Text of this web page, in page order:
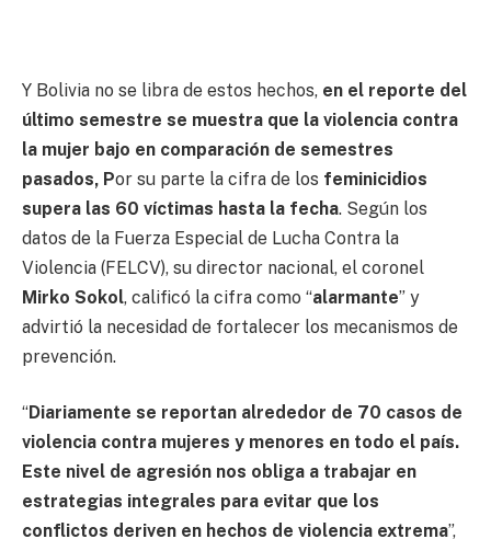
Y Bolivia no se libra de estos hechos, en el reporte del
último semestre se muestra que la violencia contra
la mujer bajo en comparación de semestres
pasados, Por su parte la cifra de los feminicidios
supera las 60 víctimas hasta la fecha. Según los
datos de la Fuerza Especial de Lucha Contra la
Violencia (FELCV), su director nacional, el coronel
Mirko Sokol, calificó la cifra como “alarmante” y
advirtió la necesidad de fortalecer los mecanismos de
prevención.
“Diariamente se reportan alrededor de 70 casos de
violencia contra mujeres y menores en todo el país.
Este nivel de agresión nos obliga a trabajar en
estrategias integrales para evitar que los
conflictos deriven en hechos de violencia extrema”,